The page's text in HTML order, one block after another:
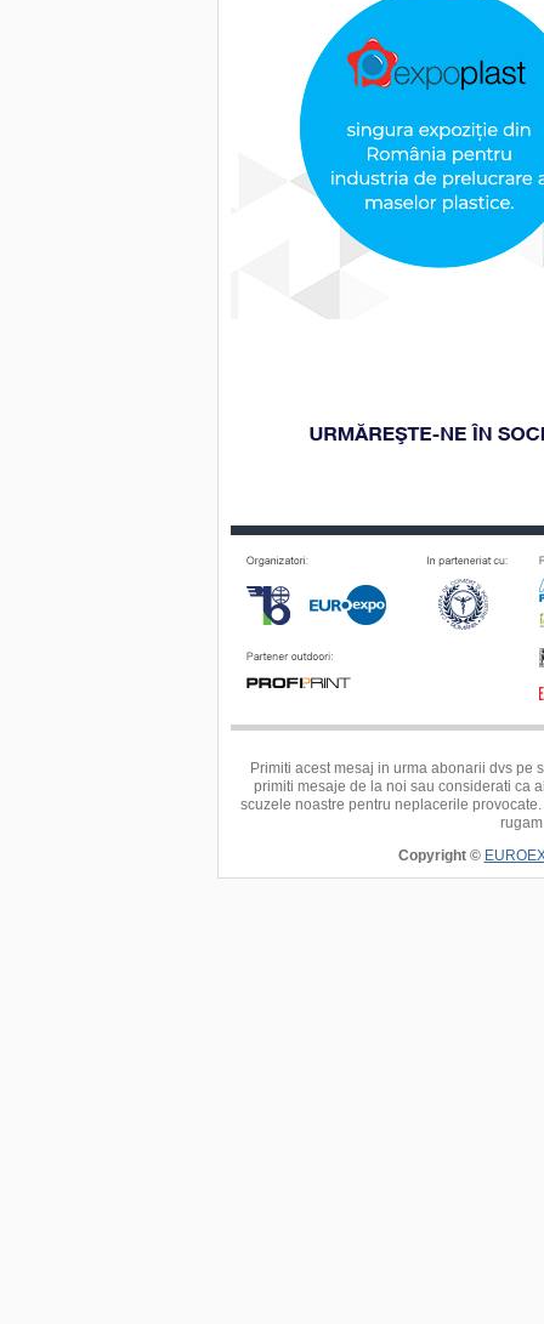
Primiti acest mesaj in urma abonarii dvs pe
primiti mesaje de la noi sau considerati ca
scuzele noastre pentru neplacerile
Copyright ©